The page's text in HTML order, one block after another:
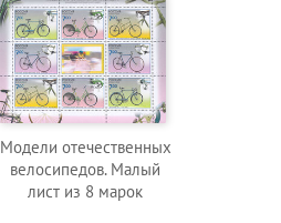
Модели отечественных
велосипедов. Малый
лист из 8 марок